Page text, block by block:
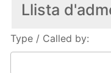
Llista
Type / Called by: